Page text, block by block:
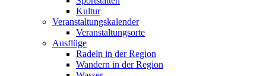
Kultur
Veranstaltungskalender
Veranstaltungsorte
Ausflüge
Radeln in der Region
Wandern in der Region